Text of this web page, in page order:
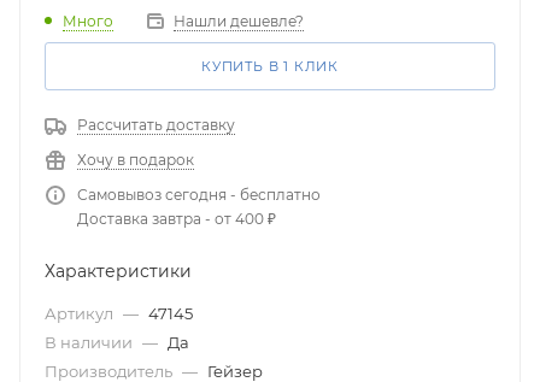
Много Нашли дешевле?
КУПИТЬ В 1 КЛИК
Рассчитать доставку
Хочу в подарок
Самовывоз сегодня - бесплатно
Доставка завтра - от 400 ₽
Характеристики
Артикул — 47145
В наличии — Да
Производитель — Гейзер